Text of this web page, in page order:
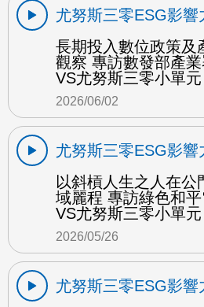
尤努斯三零ESG影響
長期投入數位政策及
觀察 專訪數發部產
VS尤努斯三零小單
2026/06/02
尤努斯三零ESG影響
以斜槓人生之人在公
域麗程 專訪綠色和
VS尤努斯三零小單
2026/05/26
尤努斯三零ESG影響